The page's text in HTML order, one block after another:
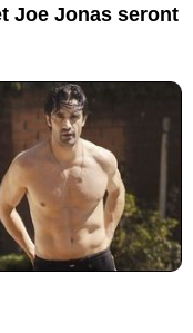
Joe Jonas seront